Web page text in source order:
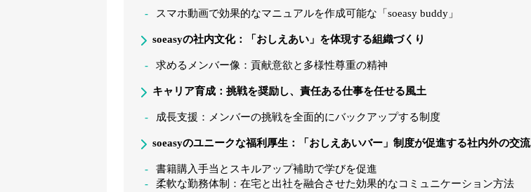
スマホ動画で効果的なマニュアルを作成可能な「soeasy buddy」
soeasyの社内文化：「おしえあい」を体現する組織づくり
求めるメンバー像：貢献意欲と多様性尊重の精神
キャリア育成：挑戦を奨励し、責任ある仕事を任せる風土
成長支援：メンバーの挑戦を全面的にバックアップする制度
soeasyのユニークな福利厚生：「おしえあいバー」制度が促進する社内外の交流
書籍購入手当とスキルアップ補助で学びを促進
柔軟な勤務体制：在宅と出社を融合させた効果的なコミュニケーション方法